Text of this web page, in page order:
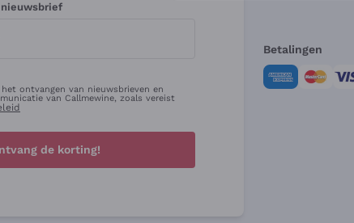
ontvangen van nieuwsbrieven en
van Callmewine, zoals vereist
de korting!
Betalingen